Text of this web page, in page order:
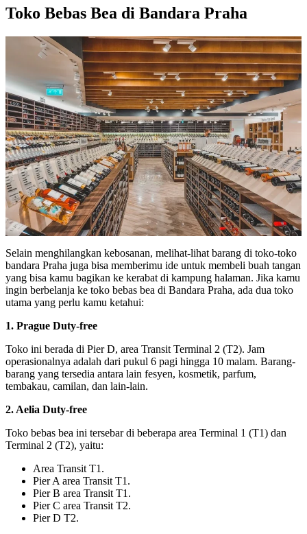
Toko Bebas Bea di Bandara Praha
Selain menghilangkan kebosanan, melihat-lihat barang di toko-toko
bandara Praha juga bisa memberimu ide untuk membeli buah tangan
yang bisa kamu bagikan ke kerabat di kampung halaman. Jika kamu
ingin berbelanja ke toko bebas bea di Bandara Praha, ada dua toko
utama yang perlu kamu ketahui:
1. Prague Duty-free
Toko ini berada di Pier D, area Transit Terminal 2 (T2). Jam
operasionalnya adalah dari pukul 6 pagi hingga 10 malam. Barang-
barang yang tersedia antara lain fesyen, kosmetik, parfum,
tembakau, camilan, dan lain-lain.
2. Aelia Duty-free
Toko bebas bea ini tersebar di beberapa area Terminal 1 (T1) dan
Terminal 2 (T2), yaitu:
Area Transit T1.
Pier A area Transit T1.
Pier B area Transit T1.
Pier C area Transit T2.
Pier D T2.